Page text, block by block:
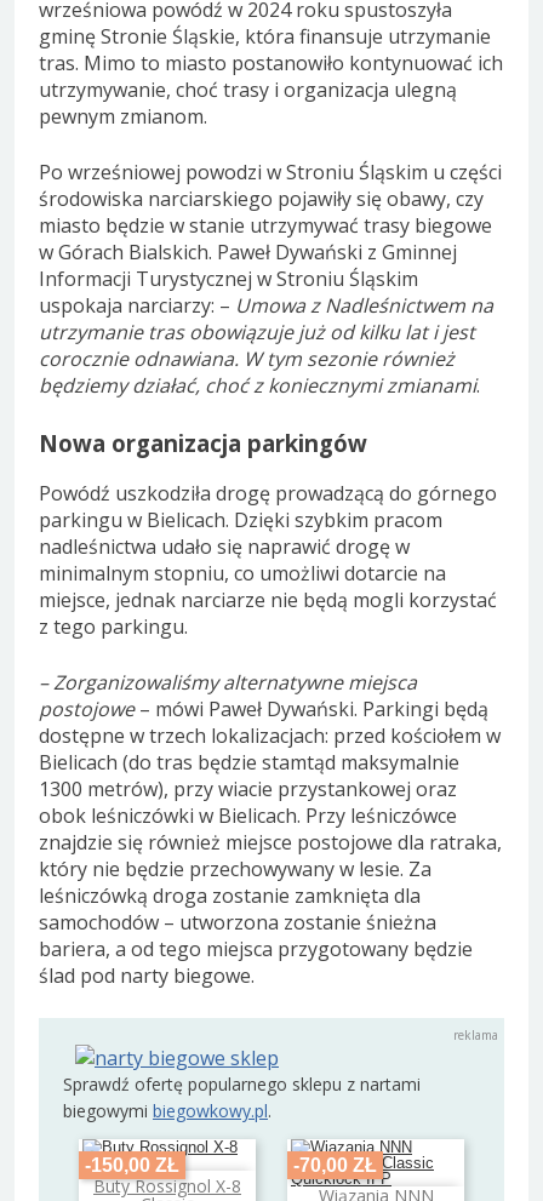
wrześniowa powódź w 2024 roku spustoszyła
gminę Stronie Śląskie, która finansuje utrzymanie
tras. Mimo to miasto postanowiło kontynuować ich
utrzymywanie, choć trasy i organizacja ulegną
pewnym zmianom.
Po wrześniowej powodzi w Stroniu Śląskim u części
środowiska narciarskiego pojawiły się obawy, czy
miasto będzie w stanie utrzymywać trasy biegowe
w Górach Bialskich. Paweł Dywański z Gminnej
Informacji Turystycznej w Stroniu Śląskim
uspokaja narciarzy: – Umowa z Nadleśnictwem na
utrzymanie tras obowiązuje już od kilku lat i jest
corocznie odnawiana. W tym sezonie również
będziemy działać, choć z koniecznymi zmianami.
Nowa organizacja parkingów
Powódź uszkodziła drogę prowadzącą do górnego
parkingu w Bielicach. Dzięki szybkim pracom
nadleśnictwa udało się naprawić drogę w
minimalnym stopniu, co umożliwi dotarcie na
miejsce, jednak narciarze nie będą mogli korzystać
z tego parkingu.
– Zorganizowaliśmy alternatywne miejsca
postojowe– mówi Paweł Dywański. Parkingi będą
dostępne w trzech lokalizacjach: przed kościołem w
Bielicach (do tras będzie stamtąd maksymalnie
1300 metrów), przy wiacie przystankowej oraz
obok leśniczówki w Bielicach. Przy leśniczówce
znajdzie się również miejsce postojowe dla ratraka,
który nie będzie przechowywany w lesie. Za
leśniczówką droga zostanie zamknięta dla
samochodów – utworzona zostanie śnieżna
bariera, a od tego miejsca przygotowany będzie
ślad pod narty biegowe.
Sprawdź ofertę popularnego sklepu z nartami
biegowymi biegowkowy.pl.
-150,00 ZŁ
Buty Rossignol X-8
Dodaj do koszyka
-70,00 ZŁ
Wiązania NNN